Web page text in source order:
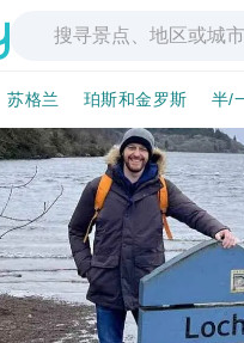
苏格兰 珀斯和金罗斯 半/